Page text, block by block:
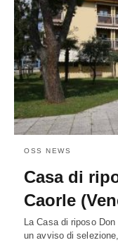
OSS NEWS
Casa di
Caorle
La Casa di riposo
un avviso di